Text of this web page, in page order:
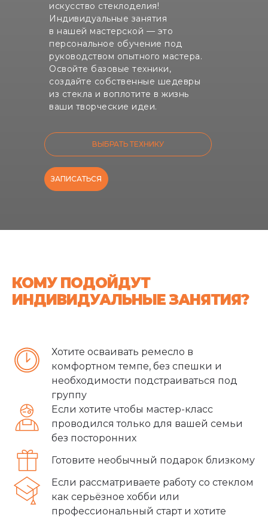
ВЫБРАТЬ ТЕХНИКУ
ЗАПИСАТЬСЯ
искусство стеклоделия!
Индивидуальные занятия
в нашей мастерской — это
персональное обучение под
руководством опытного мастера.
Освойте базовые техники,
создайте собственные шедевры
из стекла и воплотите в жизнь
ваши творческие идеи.
КОМУ ПОДОЙДУТ
ИНДИВИДУАЛЬНЫЕ ЗАНЯТИЯ?
Хотите осваивать ремесло в
комфортном темпе, без спешки и
необходимости подстраиваться под
группу
Если хотите чтобы мастер-класс
проводился только для вашей семьи
без посторонних
Готовите необычный подарок близкому
Если рассматриваете работу со стеклом
как серьёзное хобби или
профессиональный старт и хотите